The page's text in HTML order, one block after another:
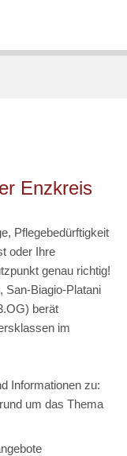
Enzkreis
Pflegebedürftigkeit
oder Ihre
genau richtig!
San-Biagio-Platani
berät
im
Informationen zu:
um das Thema